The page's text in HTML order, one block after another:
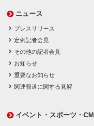
ニュース
プレスリリース
定例記者会見
その他の記者会見
お知らせ
重要なお知らせ
関連報道に関する見解
イベント・スポーツ・CM